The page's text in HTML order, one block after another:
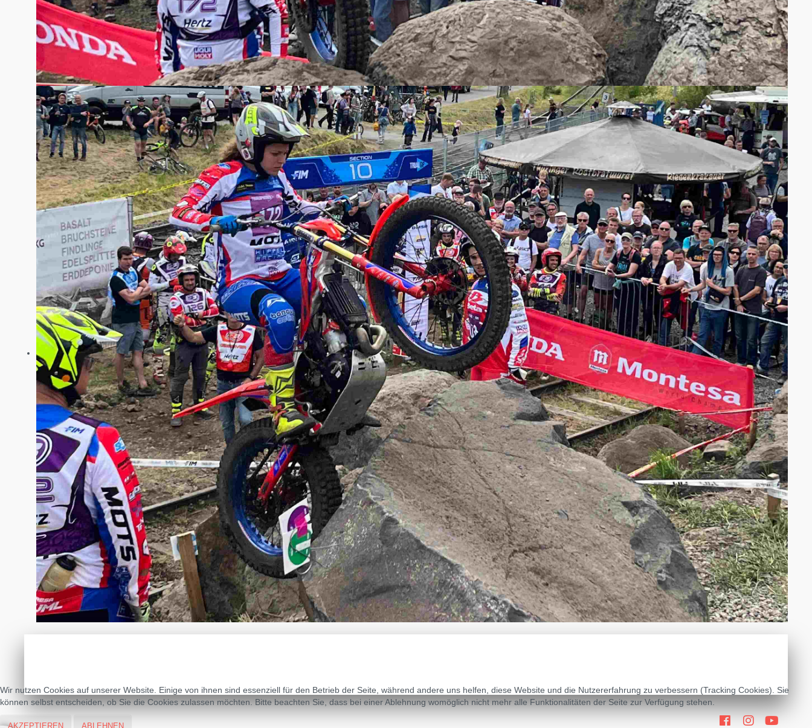
Wir nutzen Cookies auf unserer Website. Einige von ihnen sind essenziell für den Betrieb der Seite, während andere uns helfen, diese Website und die Nutzererfahrung zu verbessern (Tracking Cookies). Sie
können selbst entscheiden, ob Sie die Cookies zulassen möchten. Bitte beachten Sie, dass bei einer Ablehnung womöglich nicht mehr alle Funktionalitäten der Seite zur Verfügung stehen.
AKZEPTIEREN ABLEHNEN